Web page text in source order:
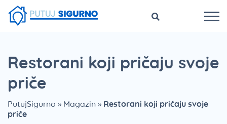
Restorani koji pričaju svoje
priče
PutujSigurno » Magazin » Restorani koji pričaju svoje
priče